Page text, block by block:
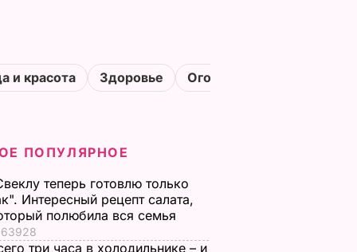
и красота Здоровье Огороды
ПОПУЛЯРНОЕ
теперь готовлю только
Интересный рецепт салата,
полюбила вся семья
63928
три часа в холодильнике – и